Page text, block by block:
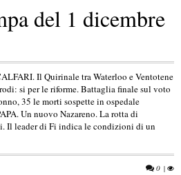
del 1 dicembre
Il Quirinale tra Waterloo e Ventotene
si per le riforme. Battaglia finale sul voto
35 le morti sospette in ospedale
Un nuovo Nazareno. La rotta di
Il leader di Fi indica le condizioni di un
0 |